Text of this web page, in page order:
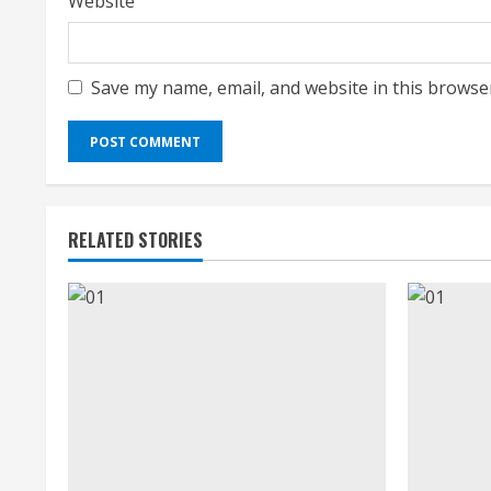
Save my name, email, and website in this
RELATED STORIES